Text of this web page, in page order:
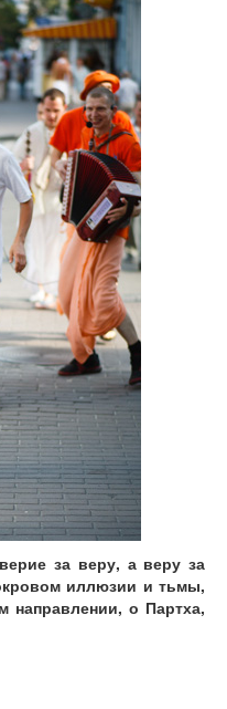
за веру, а веру за
иллюзии и тьмы,
направлении, о Партха,